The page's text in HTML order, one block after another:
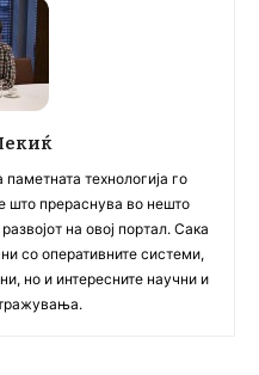
технологија го
што прераснува во нешто
на овој портал. Сака
со оперативните системи,
но и интересните научни и